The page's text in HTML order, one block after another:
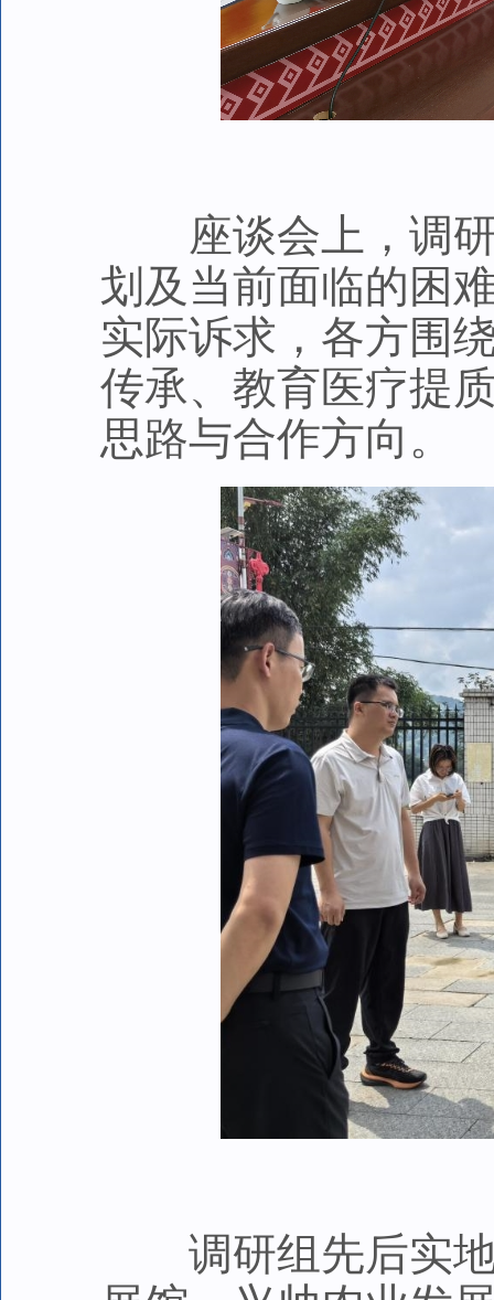
座谈会上，调研
划及当前面临的困
实际诉求，各方围
传承、教育医疗提
思路与合作方向。
调研组先后实地